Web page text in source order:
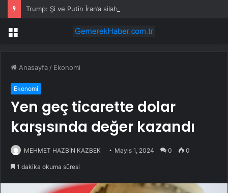
Trump: Şi ve Putin İran’a silah satmayacaklarını söyledi
Menü
Anasayfa / Ekonomi
Ekonomi
Yen geç ticarette dolar
karşısında değer kazandı
MEHMET HAZBİN KAZBEK Mayıs 1, 2024 0 0
1 dakika okuma süresi